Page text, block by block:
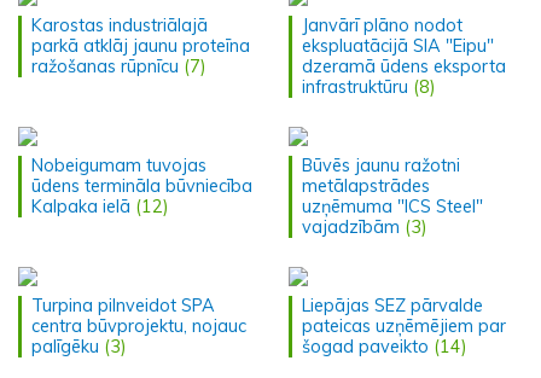
Karostas industriālajā
parkā atklāj jaunu proteīna
ražošanas rūpnīcu (7)
Janvārī plāno nodot
ekspluatācijā SIA "Eipu"
dzeramā ūdens eksporta
infrastruktūru (8)
Nobeigumam tuvojas
ūdens termināla būvniecība
Kalpaka ielā (12)
Būvēs jaunu ražotni
metālapstrādes
uzņēmuma "ICS Steel"
vajadzībām (3)
Turpina pilnveidot SPA
centra būvprojektu, nojauc
palīgēku (3)
Liepājas SEZ pārvalde
pateicas uzņēmējiem par
šogad paveikto (14)